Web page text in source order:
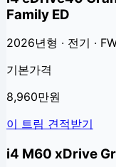
Family ED
2026년형 · 전기 ·
기본가격
8,960만원
이 트림 견적받기
i4 M60 xDrive